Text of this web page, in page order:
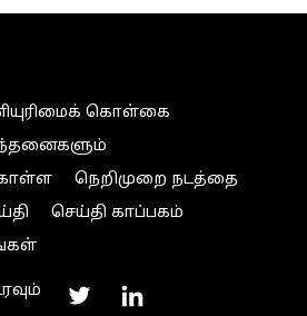
கொள்கை
நெறிமுறை நடத்தை
செய்தி காப்பகம்